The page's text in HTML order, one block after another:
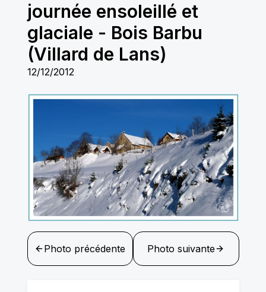
journée ensoleillé et
glaciale - Bois Barbu
(Villard de Lans)
12/12/2012
Photo précédente Photo suivante